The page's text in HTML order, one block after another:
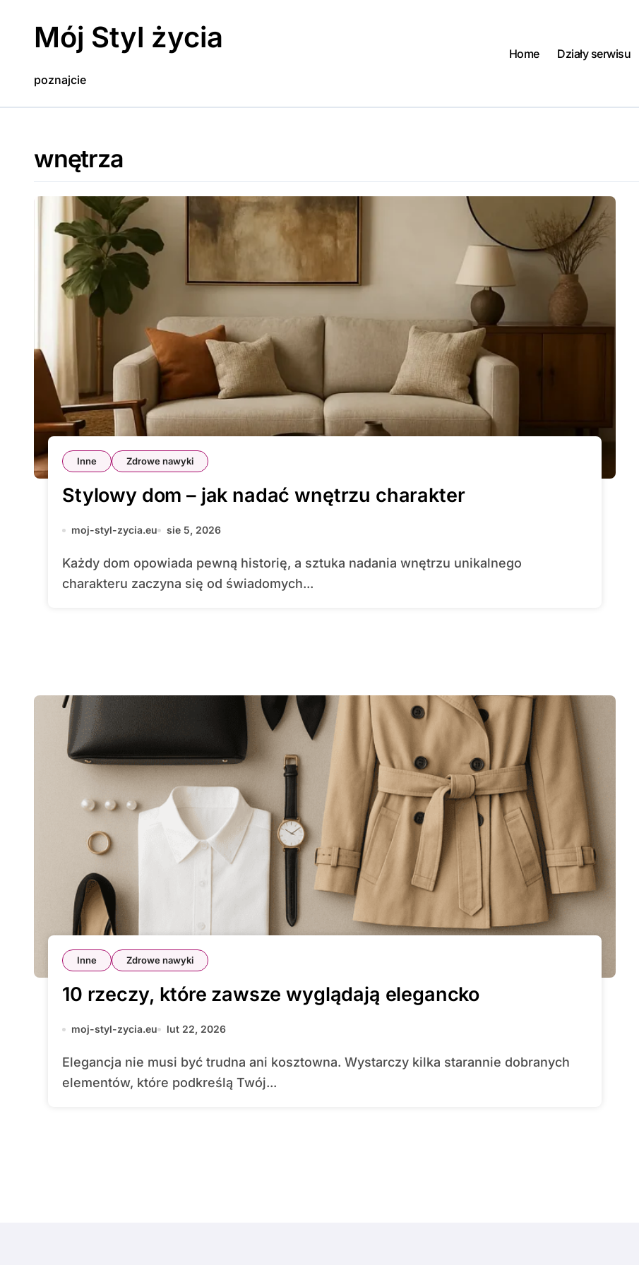
Mój Styl życia
poznajcie
Home Działy serwisu
wnętrza
Inne Zdrowe nawyki
Stylowy dom – jak nadać wnętrzu charakter
moj-styl-zycia.eu sie 5, 2026
Każdy dom opowiada pewną historię, a sztuka nadania wnętrzu unikalnego
charakteru zaczyna się od świadomych...
Inne Zdrowe nawyki
10 rzeczy, które zawsze wyglądają elegancko
moj-styl-zycia.eu lut 22, 2026
Elegancja nie musi być trudna ani kosztowna. Wystarczy kilka starannie dobranych
elementów, które podkreślą Twój...